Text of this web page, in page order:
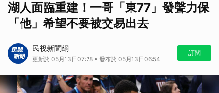
湖人面臨重建！一哥「東77」發聲力保
「他」希望不要被交易出去
民視新聞網
更新於 05月13日07:28 • 發布於 05月13日06:54
訂閱